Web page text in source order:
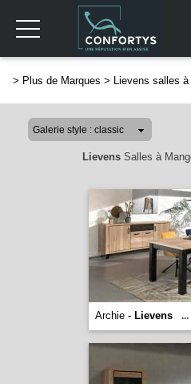
> Plus de Marques > Lievens salles
LievensSalles à
Archie - Lievens ...